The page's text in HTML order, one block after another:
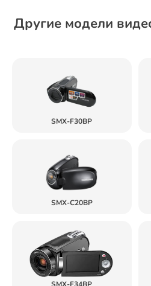
Другие модели
SMX-F30BP
SMX-C20BP
SMX-F34BP